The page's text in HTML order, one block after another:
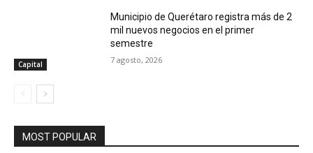
Capital
Municipio de Querétaro registra más de 2
mil nuevos negocios en el primer
semestre
7 agosto, 2026
MOST POPULAR